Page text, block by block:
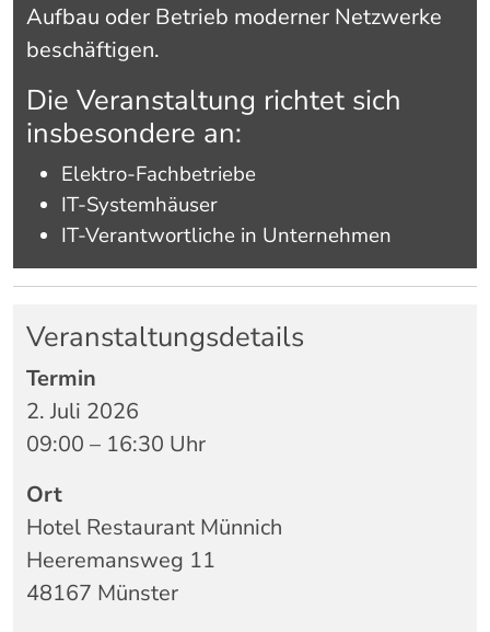
Aufbau oder Betrieb moderner Netzwerke
beschäftigen.
Die Veranstaltung richtet sich
insbesondere an:
Elektro-Fachbetriebe
IT-Systemhäuser
IT-Verantwortliche in Unternehmen
Veranstaltungsdetails
Termin
2.Juli 2026
09:00 – 16:30 Uhr
Ort
Hotel Restaurant Münnich
Heeremansweg 11
48167 Münster